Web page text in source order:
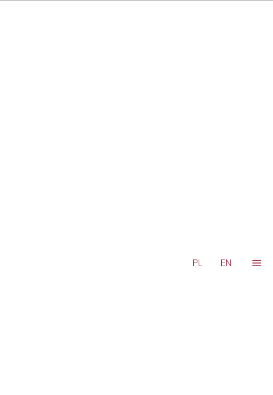
PL EN